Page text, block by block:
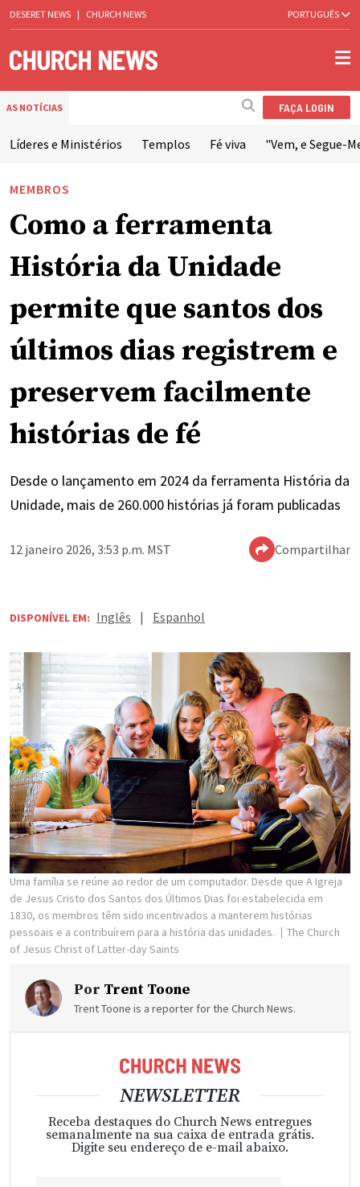
DESERET NEWS | CHURCH NEWS PORTUGUÊS
AS NOTÍCIAS FAÇA LOGIN
Líderes e Ministérios Templos Fé viva "Vem, e Segue-
MEMBROS
Como a ferramenta
História da Unidade
permite que santos dos
últimos dias registrem e
preservem facilmente
histórias de fé
Desde o lançamento em 2024 da ferramenta História da
Unidade, mais de 260.000 histórias já foram publicadas
12 janeiro 2026, 3:53 p.m. MST Compartilhar
DISPONÍVEL EM: Inglês | Espanhol
Uma família se reúne ao redor de um computador. Desde que A Igreja
de Jesus Cristo dos Santos dos Últimos Dias foi estabelecida em
1830, os membros têm sido incentivados a manterem histórias
pessoais e a contribuírem para a história das unidades.
The Church
of Jesus Christ of Latter-day Saints
Por Trent Toone
Trent Toone is a reporter for the Church News.
NEWSLETTER
Receba destaques do Church News entregues
semanalmente na sua caixa de entrada grátis.
Digite seu endereço de e-mail abaixo.